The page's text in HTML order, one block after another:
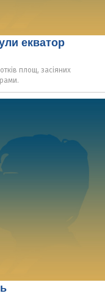
екватор
площ, засіяних